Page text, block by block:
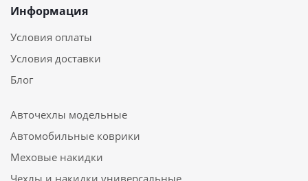
Информация
Условия оплаты
Условия доставки
Блог
Авточехлы модельные
Автомобильные коврики
Меховые накидки
Чехлы и накидки универсальные